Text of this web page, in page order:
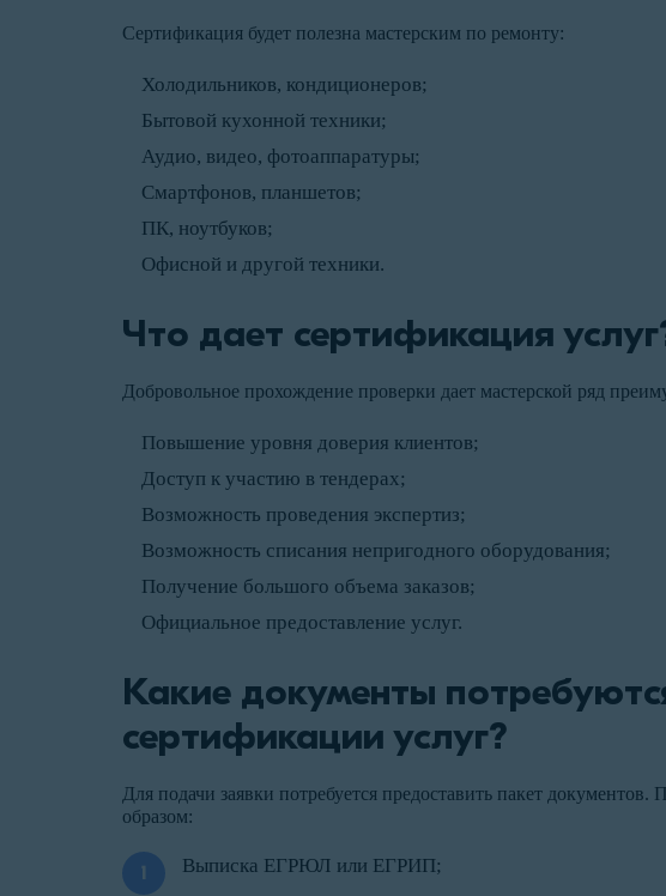
Сертификация будет полезна мастерским по ремонту:
Холодильников, кондиционеров;
Бытовой кухонной техники;
Аудио, видео, фотоаппаратуры;
Смартфонов, планшетов;
ПК, ноутбуков;
Офисной и другой техники.
Что дает сертификация
Добровольное прохождение проверки дает мастерской ряд
Повышение уровня доверия клиентов;
Доступ к участию в тендерах;
Возможность проведения экспертиз;
Возможность списания непригодного оборудования;
Получение большого объема заказов;
Официальное предоставление услуг.
Какие документы
сертификации услуг?
Для подачи заявки потребуется предоставить пакет
образом:
Выписка ЕГРЮЛ или ЕГРИП;